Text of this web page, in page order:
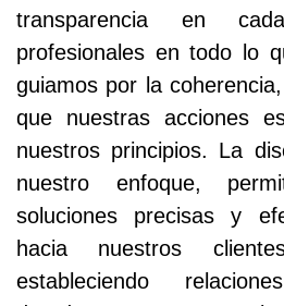
transparencia en
profesionales en todo lo
guiamos por la
que nuestras acciones
nuestros principios. La
nuestro enfoque,
soluciones precisas y
hacia nuestros
estableciendo